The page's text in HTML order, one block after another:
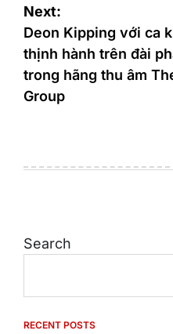
Next:
Deon Kipping với ca
thịnh hành trên đài
trong hãng thu âm
Group
Search
RECENT POSTS